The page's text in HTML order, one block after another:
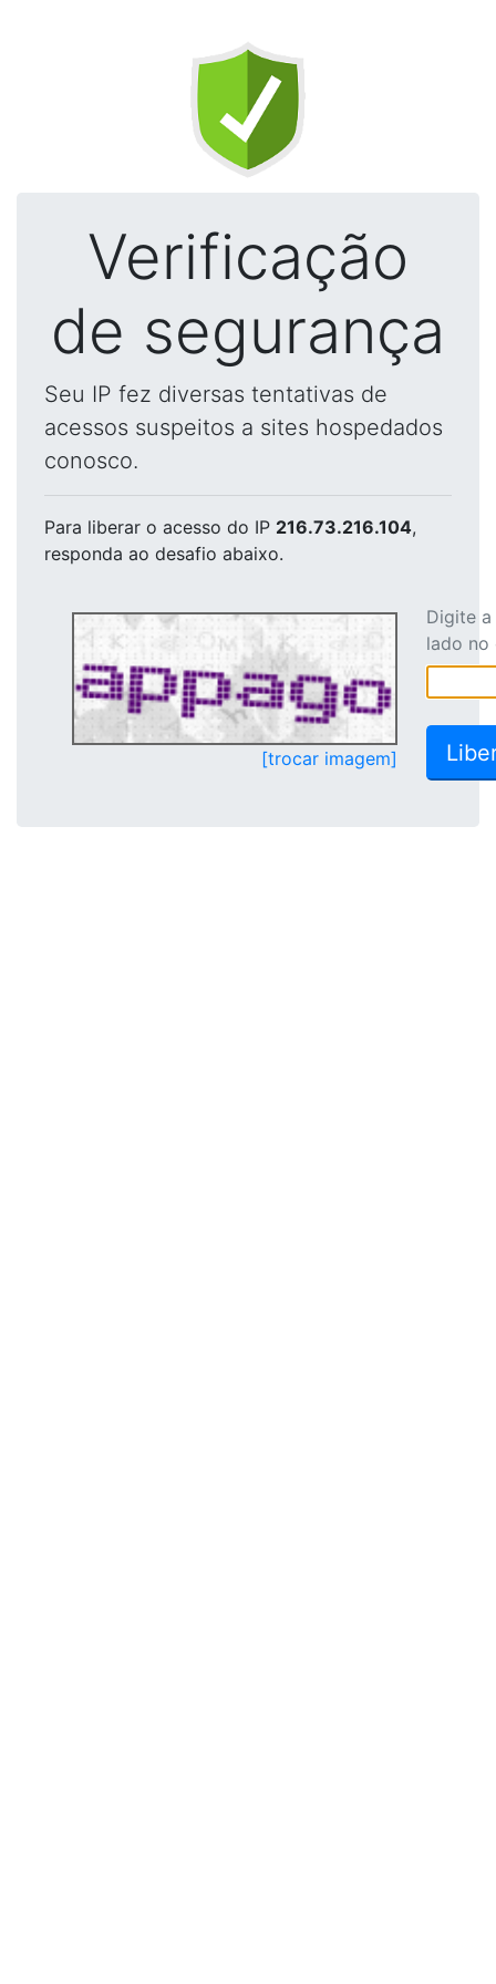
Verificação
de segurança
Seu IP fez diversas tentativas de
acessos suspeitos a sites hospedados
conosco.
Para liberar o acesso do IP 216.73.216.104,
responda ao desafio abaixo.
[trocar imagem]
Digite
lado no